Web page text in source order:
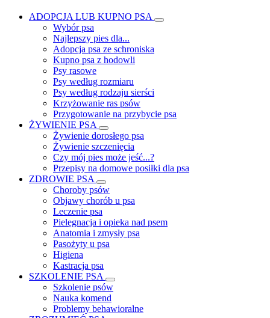
ADOPCJA LUB KUPNO PSA
Wybór psa
Najlepszy pies dla...
Adopcja psa ze schroniska
Kupno psa z hodowli
Psy rasowe
Psy według rozmiaru
Psy według rodzaju sierści
Krzyżowanie ras psów
Przygotowanie na przybycie psa
ŻYWIENIE PSA
Żywienie dorosłego psa
Żywienie szczenięcia
Czy mój pies może jeść...?
Przepisy na domowe posiłki dla psa
ZDROWIE PSA
Choroby psów
Objawy chorób u psa
Leczenie psa
Pielęgnacja i opieka nad psem
Anatomia i zmysły psa
Pasożyty u psa
Higiena
Kastracja psa
SZKOLENIE PSA
Szkolenie psów
Nauka komend
Problemy behawioralne